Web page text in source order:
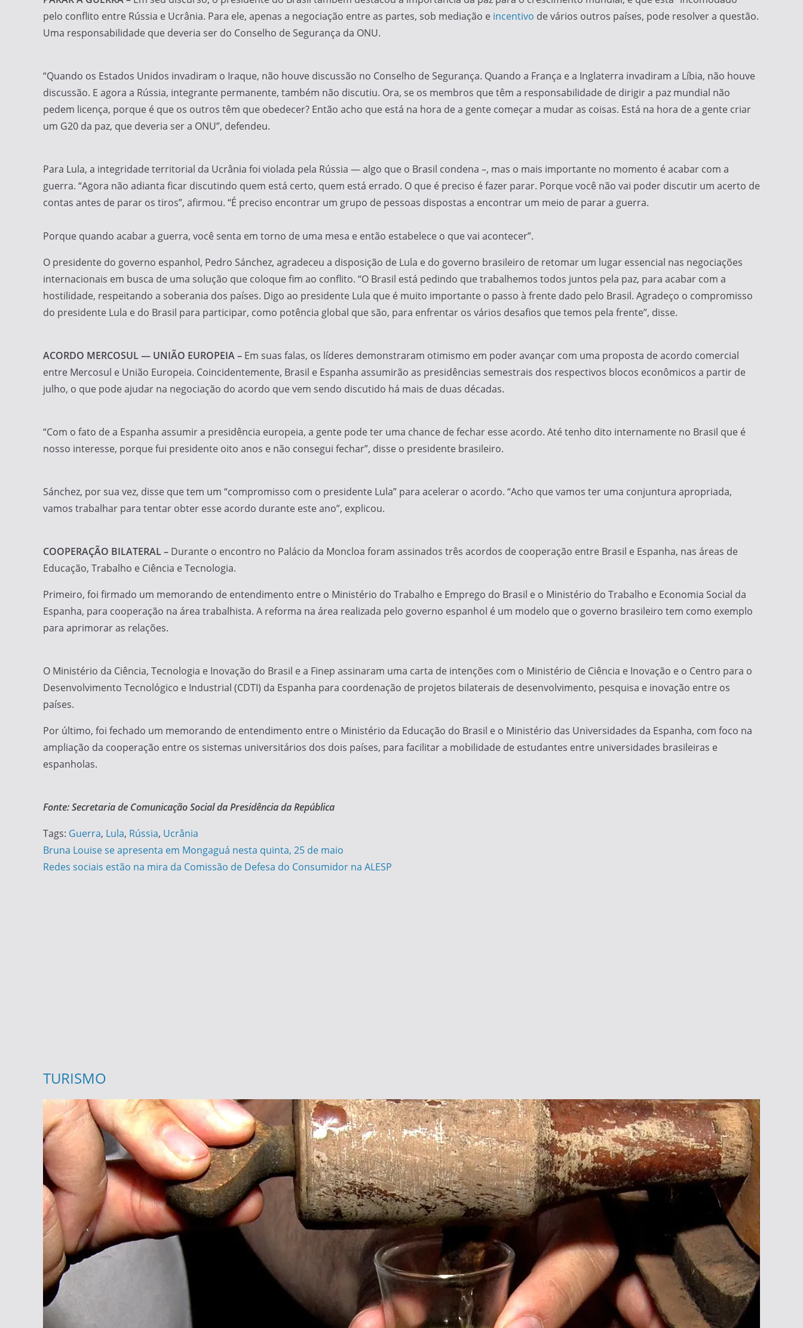
pelo conflito entre Rússia e Ucrânia. Para ele, apenas a negociação entre as partes, sob mediação e incentivo de vários outros países, pode resolver a questão.
Uma responsabilidade que deveria ser do Conselho de Segurança da ONU.
“Quando os Estados Unidos invadiram o Iraque, não houve discussão no Conselho de Segurança. Quando a França e a Inglaterra invadiram a Líbia, não houve
discussão. E agora a Rússia, integrante permanente, também não discutiu. Ora, se os membros que têm a responsabilidade de dirigir a paz mundial não
pedem licença, porque é que os outros têm que obedecer? Então acho que está na hora de a gente começar a mudar as coisas. Está na hora de a gente criar
um G20 da paz, que deveria ser a ONU”, defendeu.
Para Lula, a integridade territorial da Ucrânia foi violada pela Rússia — algo que o Brasil condena –, mas o mais importante no momento é acabar com a
guerra. “Agora não adianta ficar discutindo quem está certo, quem está errado. O que é preciso é fazer parar. Porque você não vai poder discutir um acerto de
contas antes de parar os tiros”, afirmou. “É preciso encontrar um grupo de pessoas dispostas a encontrar um meio de parar a guerra.
Porque quando acabar a guerra, você senta em torno de uma mesa e então estabelece o que vai acontecer”.
O presidente do governo espanhol, Pedro Sánchez, agradeceu a disposição de Lula e do governo brasileiro de retomar um lugar essencial nas negociações
internacionais em busca de uma solução que coloque fim ao conflito. “O Brasil está pedindo que trabalhemos todos juntos pela paz, para acabar com a
hostilidade, respeitando a soberania dos países. Digo ao presidente Lula que é muito importante o passo à frente dado pelo Brasil. Agradeço o compromisso
do presidente Lula e do Brasil para participar, como potência global que são, para enfrentar os vários desafios que temos pela frente”, disse.
ACORDO MERCOSUL — UNIÃO EUROPEIA – Em suas falas, os líderes demonstraram otimismo em poder avançar com uma proposta de acordo comercial
entre Mercosul e União Europeia. Coincidentemente, Brasil e Espanha assumirão as presidências semestrais dos respectivos blocos econômicos a partir de
julho, o que pode ajudar na negociação do acordo que vem sendo discutido há mais de duas décadas.
“Com o fato de a Espanha assumir a presidência europeia, a gente pode ter uma chance de fechar esse acordo. Até tenho dito internamente no Brasil que é
nosso interesse, porque fui presidente oito anos e não consegui fechar”, disse o presidente brasileiro.
Sánchez, por sua vez, disse que tem um “compromisso com o presidente Lula” para acelerar o acordo. “Acho que vamos ter uma conjuntura apropriada,
vamos trabalhar para tentar obter esse acordo durante este ano”, explicou.
COOPERAÇÃO BILATERAL – Durante o encontro no Palácio da Moncloa foram assinados três acordos de cooperação entre Brasil e Espanha, nas áreas de
Educação, Trabalho e Ciência e Tecnologia.
Primeiro, foi firmado um memorando de entendimento entre o Ministério do Trabalho e Emprego do Brasil e o Ministério do Trabalho e Economia Social da
Espanha, para cooperação na área trabalhista. A reforma na área realizada pelo governo espanhol é um modelo que o governo brasileiro tem como exemplo
para aprimorar as relações.
O Ministério da Ciência, Tecnologia e Inovação do Brasil e a Finep assinaram uma carta de intenções com o Ministério de Ciência e Inovação e o Centro para o
Desenvolvimento Tecnológico e Industrial (CDTI) da Espanha para coordenação de projetos bilaterais de desenvolvimento, pesquisa e inovação entre os
países.
Por último, foi fechado um memorando de entendimento entre o Ministério da Educação do Brasil e o Ministério das Universidades da Espanha, com foco na
ampliação da cooperação entre os sistemas universitários dos dois países, para facilitar a mobilidade de estudantes entre universidades brasileiras e
espanholas.
Fonte: Secretaria de Comunicação Social da Presidência da República
Tags: Guerra, Lula, Rússia, Ucrânia
Navegação
de
Bruna Louise se apresenta em Mongaguá nesta quinta, 25 de maio
Redes sociais estão na mira da Comissão de Defesa do Consumidor na ALESP
TURISMO